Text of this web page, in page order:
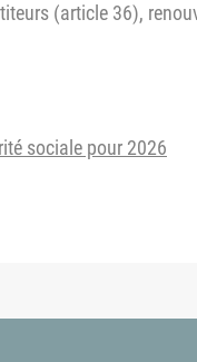
(article 36),
sociale pour 2026